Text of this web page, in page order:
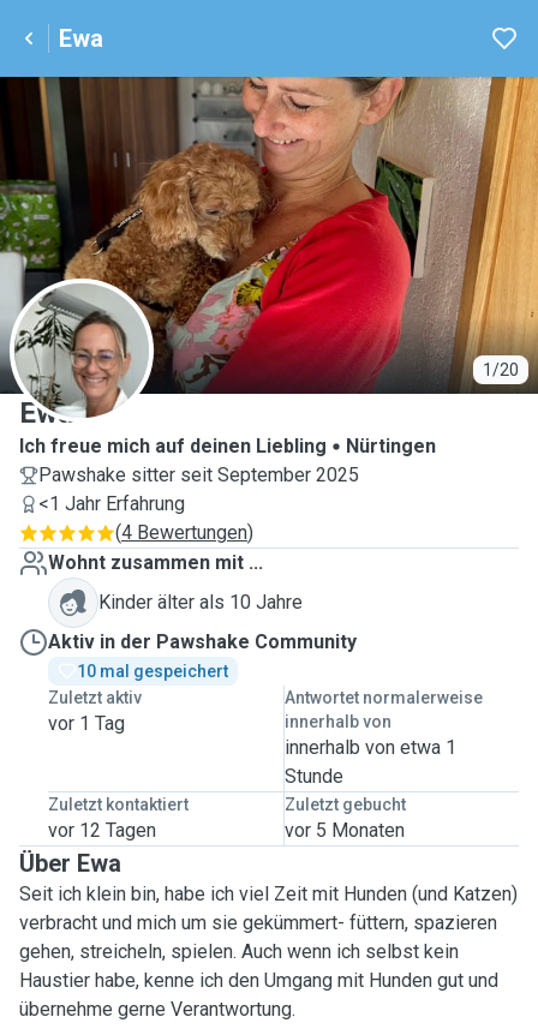
Ewa
1/20
E
Ewa
Ich freue mich auf deinen Liebling
Nürtingen
Pawshake sitter seit September 2025
<1 Jahr Erfahrung
(4 Bewertungen)
Wohnt zusammen mit ...
Kinder älter als 10 Jahre
Aktiv in der Pawshake Community
10 mal gespeichert
Zuletzt aktiv
vor 1 Tag
Antwortet normalerweise
innerhalb von
innerhalb von etwa 1
Stunde
Zuletzt kontaktiert
vor 12 Tagen
Zuletzt gebucht
vor 5 Monaten
Über Ewa
Seit ich klein bin, habe ich viel Zeit mit Hunden (und Katzen)
verbracht und mich um sie gekümmert- füttern, spazieren
gehen, streicheln, spielen. Auch wenn ich selbst kein
Haustier habe, kenne ich den Umgang mit Hunden gut und
übernehme gerne Verantwortung.